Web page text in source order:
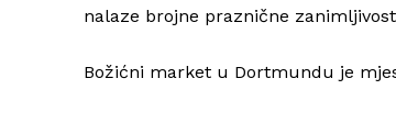
nalaze brojne praznične
Božićni market u Dortmundu je